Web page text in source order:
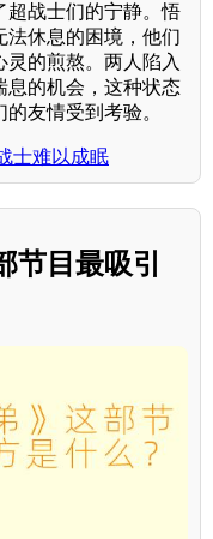
超战士们的宁静。悟
法休息的困境，他们
的煎熬。两人陷入
息的机会，这种状态
友情受到考验。
士难以成眠
节目最吸引